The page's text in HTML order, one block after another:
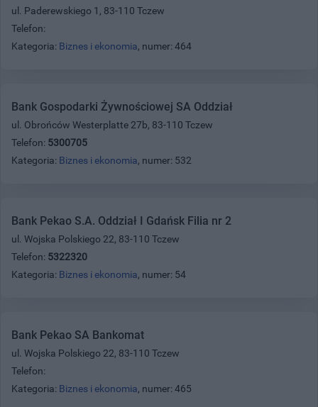
ul. Paderewskiego 1, 83-110 Tczew
Telefon:
Kategoria: Biznes i ekonomia, numer: 464
Bank Gospodarki Żywnościowej SA Oddział
ul. Obrońców Westerplatte 27b, 83-110 Tczew
Telefon: 5300705
Kategoria: Biznes i ekonomia, numer: 532
Bank Pekao S.A. Oddział I Gdańsk Filia nr 2
ul. Wojska Polskiego 22, 83-110 Tczew
Telefon: 5322320
Kategoria: Biznes i ekonomia, numer: 54
Bank Pekao SA Bankomat
ul. Wojska Polskiego 22, 83-110 Tczew
Telefon:
Kategoria: Biznes i ekonomia, numer: 465